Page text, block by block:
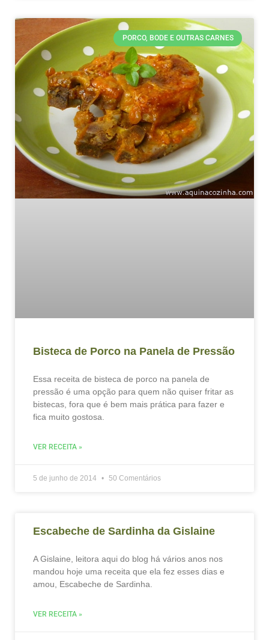
PORCO, BODE E OUTRAS CARNES
Bisteca de Porco na Panela de Pressão
Essa receita de bisteca de porco na panela de
pressão é uma opção para quem não quiser fritar as
bistecas, fora que é bem mais prática para fazer e
fica muito gostosa.
VER RECEITA »
5 de junho de 2014 50 Comentários
Escabeche de Sardinha da Gislaine
A Gislaine, leitora aqui do blog há vários anos nos
mandou hoje uma receita que ela fez esses dias e
amou, Escabeche de Sardinha.
VER RECEITA »